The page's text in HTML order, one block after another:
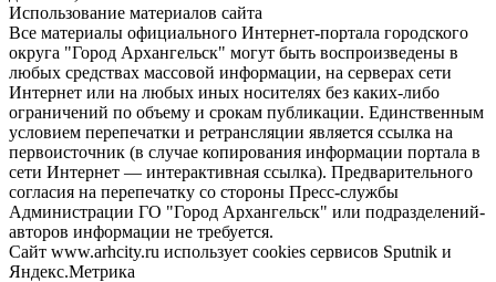
Использование материалов сайта
Все материалы официального Интернет-портала городского
округа "Город Архангельск" могут быть воспроизведены в
любых средствах массовой информации, на серверах сети
Интернет или на любых иных носителях без каких-либо
ограничений по объему и срокам публикации. Единственным
условием перепечатки и ретрансляции является ссылка на
первоисточник (в случае копирования информации портала в
сети Интернет — интерактивная ссылка). Предварительного
согласия на перепечатку со стороны Пресс-службы
Администрации ГО "Город Архангельск" или подразделений-
авторов информации не требуется.
Сайт www.arhcity.ru использует cookies сервисов Sputnik и
Яндекс.Метрика